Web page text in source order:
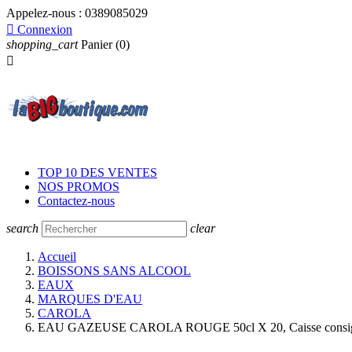
Appelez-nous : 0389085029
 Connexion
shopping_cart Panier (0)

TOP 10 DES VENTES
NOS PROMOS
Contactez-nous
search clear
Accueil
BOISSONS SANS ALCOOL
EAUX
MARQUES D'EAU
CAROLA
EAU GAZEUSE CAROLA ROUGE 50cl X 20, Caisse